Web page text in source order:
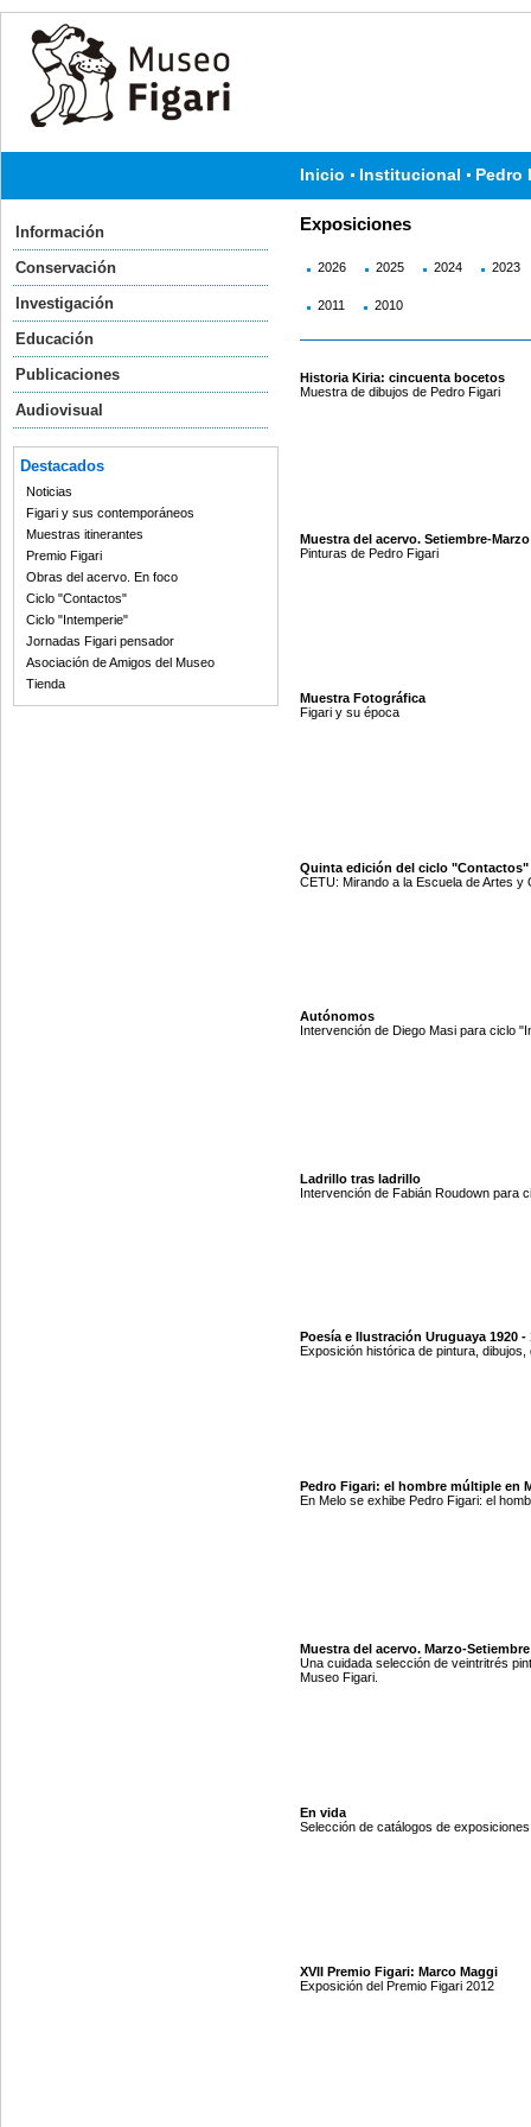
Inicio Institucional Pedro
Información
Conservación
Investigación
Educación
Publicaciones
Audiovisual
Destacados
Noticias
Figari y sus contemporáneos
Muestras itinerantes
Premio Figari
Obras del acervo. En foco
Ciclo "Contactos"
Ciclo "Intemperie"
Jornadas Figari pensador
Asociación de Amigos del Museo
Tienda
Exposiciones
2026 2025 2024 2023
2011 2010
Historia Kiria: cincuenta bocetos
Muestra de dibujos de Pedro Figari
Muestra del acervo. Setiembre-Marzo
Pinturas de Pedro Figari
Muestra Fotográfica
Figari y su época
Quinta edición del ciclo "Contactos"
CETU: Mirando a la Escuela de Artes y
Autónomos
Intervención de Diego Masi para ciclo
Ladrillo tras ladrillo
Intervención de Fabián Roudown para
Poesía e Ilustración Uruguaya 1920 -
Exposición histórica de pintura,
Pedro Figari: el hombre múltiple en
En Melo se exhibe Pedro Figari: el
Muestra del acervo. Marzo-Setiembre
Una cuidada selección de veintritrés
Museo Figari.
En vida
Selección de catálogos de
XVII Premio Figari: Marco Maggi
Exposición del Premio Figari 2012